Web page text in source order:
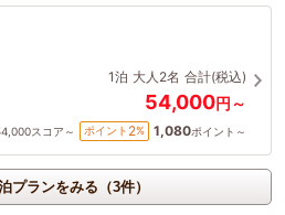
1泊 大人2名 合計(税込)
54,000円～
スコア～ ポイント 2% 1,080ポイント～
プランをみる（3件）